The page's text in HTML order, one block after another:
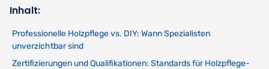
Inhalt:
Professionelle Holzpflege vs. DIY: Wann Spezialisten
unverzichtbar sind
Zertifizierungen und Qualifikationen: Standards für Holzpflege-